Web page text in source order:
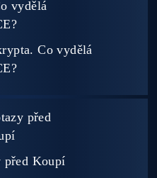
Krypta Začíná?